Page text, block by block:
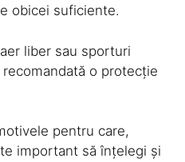
obicei suficiente.
liber sau sporturi
recomandată o protecție
pentru care,
important să înțelegi și